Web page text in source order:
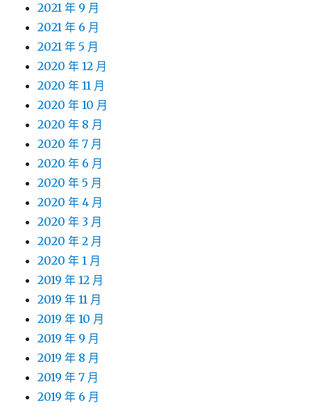
2021 年 9 月
2021 年 6 月
2021 年 5 月
2020 年 12 月
2020 年 11 月
2020 年 10 月
2020 年 8 月
2020 年 7 月
2020 年 6 月
2020 年 5 月
2020 年 4 月
2020 年 3 月
2020 年 2 月
2020 年 1 月
2019 年 12 月
2019 年 11 月
2019 年 10 月
2019 年 9 月
2019 年 8 月
2019 年 7 月
2019 年 6 月